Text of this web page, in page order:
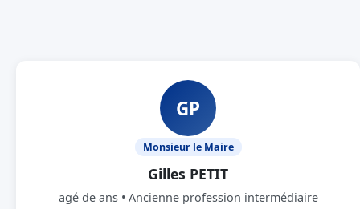
GP
Monsieur le Maire
Gilles PETIT
agé de ans • Ancienne profession intermédiaire